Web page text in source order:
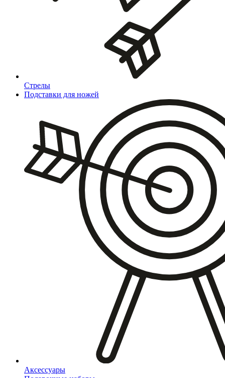
Стрелы
Подставки для ножей
Аксессуары